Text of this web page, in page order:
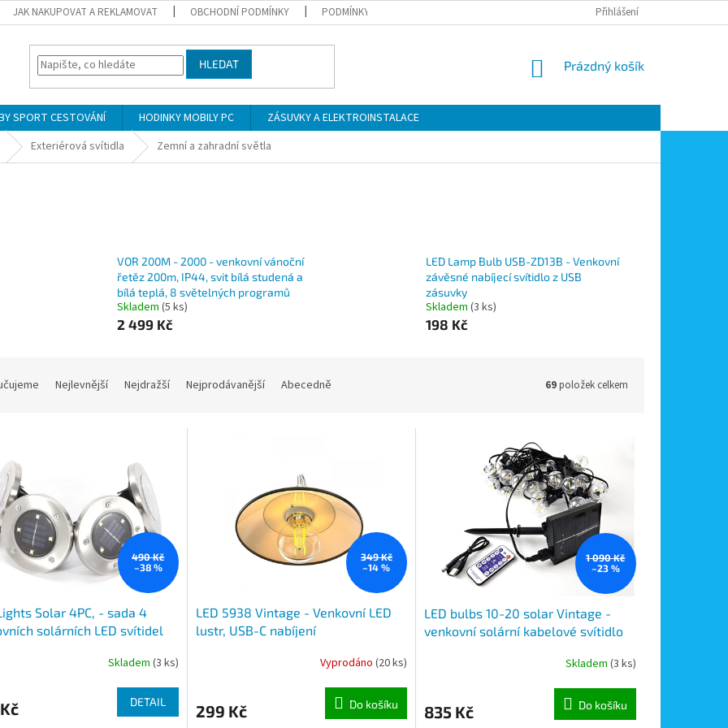
JAK NAKUPOVAT A REKLAMOVAT OBCHODNÍ PODMÍNKY PODMÍNKY OCHRANY OSOBNÍCH ÚDAJŮ MOJE OBJEDNÁVKA
Přihlášení
HLEDAT
NÁKUPNÍ
Prázdný košík
SPORT CESTOVÁNÍ HODINKY MOBILY PC
ZÁSUVKY A ELEKTROINSTALACE
Exteriérová svítidla Zemní a zahradní světla
VOR 200M - 2000 - venkovní vánoční
řetěz 200m, IP44, svit bílá studená a
bílá teplá, 8 světelných programů
Skladem(5 ks)
2 499 Kč
LED Lamp Bulb USB-ZD13B - Venkovní
závěsné nabíjecí svítidlo z USB
zásuvky
Skladem (3 ks)
198 Kč
Nejlevnější Nejdražší Nejprodávanější Abecedně 69položek celkem
490 Kč
–38 %
Solar 4PC, - sada 4
solárních LED svítidel
Skladem (3 ks)
DETAIL
349 Kč
–14 %
LED 5938 Vintage - Venkovní LED
lustr, USB-C nabíjení
Vyprodáno (20 ks)
299 Kč Do košíku
1 090 Kč
–23 %
LED bulbs 10-20 solar Vintage -
venkovní solární kabelové svítidlo
Filament , napájení solárním
Skladem (3 ks)
835 Kč Do košíku